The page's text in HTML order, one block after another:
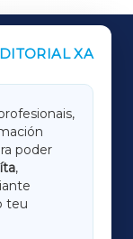
XA
poder
,
teu